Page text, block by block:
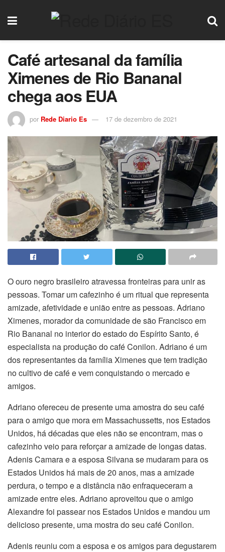
Café artesanal da família
Ximenes de Rio Bananal
chega aos EUA
por Rede Diario Es 17 de dezembro de 2021
O ouro negro brasileiro atravessa fronteiras para unir as
pessoas. Tomar um cafezinho é um ritual que representa
amizade, afetividade e união entre as pessoas. Adriano
Ximenes, morador da comunidade de são Francisco em
Rio Bananal no interior do estado do Espírito Santo, é
especialista na produção do café Conilon. Adriano é um
dos representantes da família Ximenes que tem tradição
no cultivo de café e vem conquistando o mercado e
amigos.
Adriano ofereceu de presente uma amostra do seu café
para o amigo que mora em Massachussetts, nos Estados
Unidos, há décadas que eles não se encontram, mas o
cafezinho veio para reforçar a amizade de longas datas.
Adenis Camara e a esposa Silvana se mudaram para os
Estados Unidos há mais de 20 anos, mas a amizade
perdura, o tempo e a distância não enfraqueceram a
amizade entre eles. Adriano aproveitou que o amigo
Alexandre foi passear nos Estados Unidos e mandou um
delicioso presente, uma mostra do seu café Conilon.
Adenis reuniu com a esposa e os amigos para degustarem